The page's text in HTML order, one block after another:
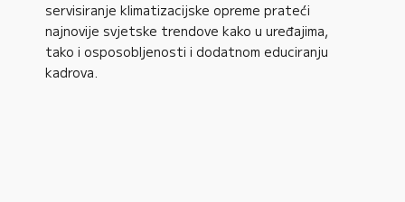
servisiranje klimatizacijske opreme prateći
najnovije svjetske trendove kako u uređajima,
tako i osposobljenosti i dodatnom educiranju
kadrova.